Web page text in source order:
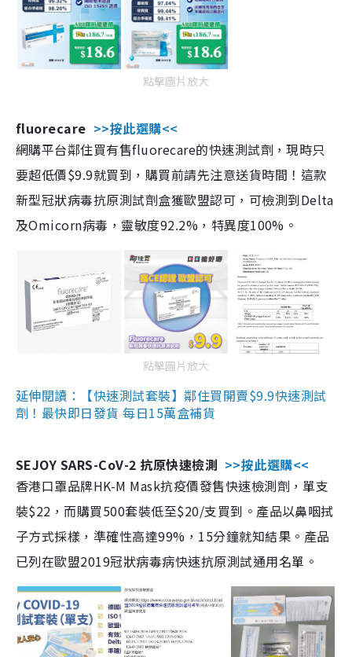
點擊圖片放大
fluorecare >>按此選購<<
網購平台鄰住買有售fluorecare的快速測試劑，現時只
要超低價$9.9就買到，購買前請先注意送貨時間！這款
新型冠狀病毒抗原測試劑盒獲歐盟認可，可檢測到Delta
及Omicorn病毒，靈敏度92.2%，特異度100%。
點擊圖片放大
延伸閱讀：【快速測試套裝】鄰住買開賣$9.9快速測試
劑！最快即日發貨 每日15萬盒補貨
SEJOY SARS-CoV-2 抗原快速檢測 >>按此選購<<
香港口罩品牌HK-M Mask抗疫價發售快速檢測劑，單支
裝$22，而購買500套裝低至$20/支買到。產品以鼻咽拭
子方式採樣，準確性高達99%，15分鐘就知結果。產品
已列在歐盟2019冠狀病毒病快速抗原測試通用名單。